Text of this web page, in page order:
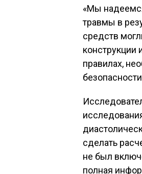
«Мы
травмы в
средств
конструкции
правилах,
сделать
не был
полная